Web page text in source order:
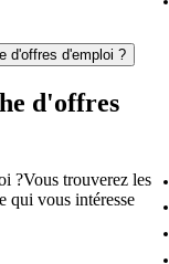
d'offres d'emploi ?
d'offres
?Vous trouverez les
qui vous intéresse